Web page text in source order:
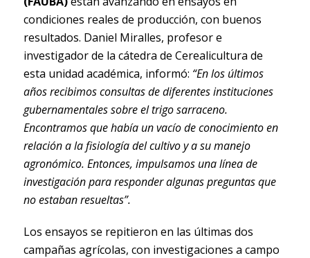
condiciones reales de producción, con buenos
resultados. Daniel Miralles, profesor e
investigador de la cátedra de Cerealicultura de
esta unidad académica, informó: “En los últimos
años recibimos consultas de diferentes instituciones
gubernamentales sobre el trigo sarraceno.
Encontramos que había un vacío de conocimiento en
relación a la fisiología del cultivo y a su manejo
agronómico. Entonces, impulsamos una línea de
investigación para responder algunas preguntas que
no estaban resueltas”.
Los ensayos se repitieron en las últimas dos
campañas agrícolas, con investigaciones a campo